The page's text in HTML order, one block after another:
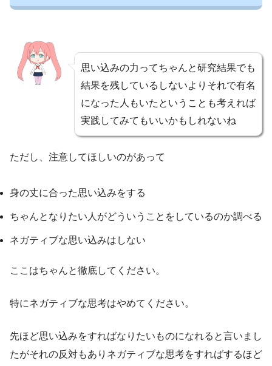
思い込みの力ってちゃんと研究結果でも
結果を残しているしないよりそれで有名
になった人もいたということも考えれば
実践してみてもいいかもしれないね
ただし、注意してほしいのがあって
身の丈に合った思い込みをする
ちゃんとなりたい人がどういうことをしているのか調べる
ネガティブな思い込みはしない
ここはちゃんと徹底してください。
特にネガティブな思考はやめてください。
先ほど思い込みをすればなりたいものになれると言いまし
たがそれの反対もありネガティブな思考をすればするほど